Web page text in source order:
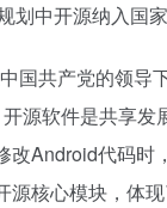
划中开源纳入国家
国共产党的领导
源软件是共享发
改Android代码时
源核心模块，体